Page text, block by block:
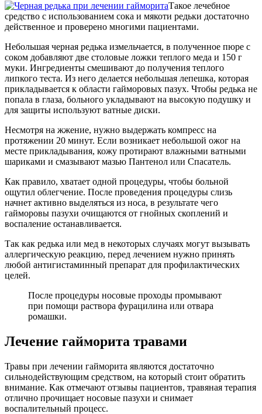
Такое лечебное
средство с использованием сока и мякоти редьки достаточно
действенное и проверено многими пациентами.
Небольшая черная редька измельчается, в полученное пюре с
соком добавляют две столовые ложки теплого меда и 150 г
муки. Ингредиенты смешивают до получения теплого
липкого теста. Из него делается небольшая лепешка, которая
прикладывается к области гайморовых пазух. Чтобы редька не
попала в глаза, больного укладывают на высокую подушку и
для защиты используют ватные диски.
Несмотря на жжение, нужно выдержать компресс на
протяжении 20 минут. Если возникает небольшой ожог на
месте прикладывания, кожу протирают влажными ватными
шариками и смазывают мазью Пантенол или Спасатель.
Как правило, хватает одной процедуры, чтобы больной
ощутил облегчение. После проведения процедуры слизь
начнет активно выделяться из носа, в результате чего
гайморовы пазухи очищаются от гнойных скоплений и
воспаление останавливается.
Так как редька или мед в некоторых случаях могут вызывать
аллергическую реакцию, перед лечением нужно принять
любой антигистаминный препарат для профилактических
целей.
После процедуры носовые проходы промывают
при помощи раствора фурацилина или отвара
ромашки.
Лечение гайморита травами
Травы при лечении гайморита являются достаточно
сильнодействующим средством, на который стоит обратить
внимание. Как отмечают отзывы пациентов, травяная терапия
отлично прочищает носовые пазухи и снимает
воспалительный процесс.